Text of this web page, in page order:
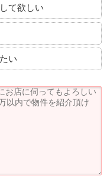
て欲しい
い